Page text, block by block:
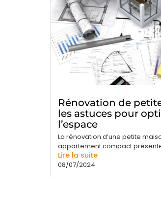
Rénovation de
les astuces pour
l’espace
La rénovation d’une petite
appartement compact
Lire la suite
08/07/2024